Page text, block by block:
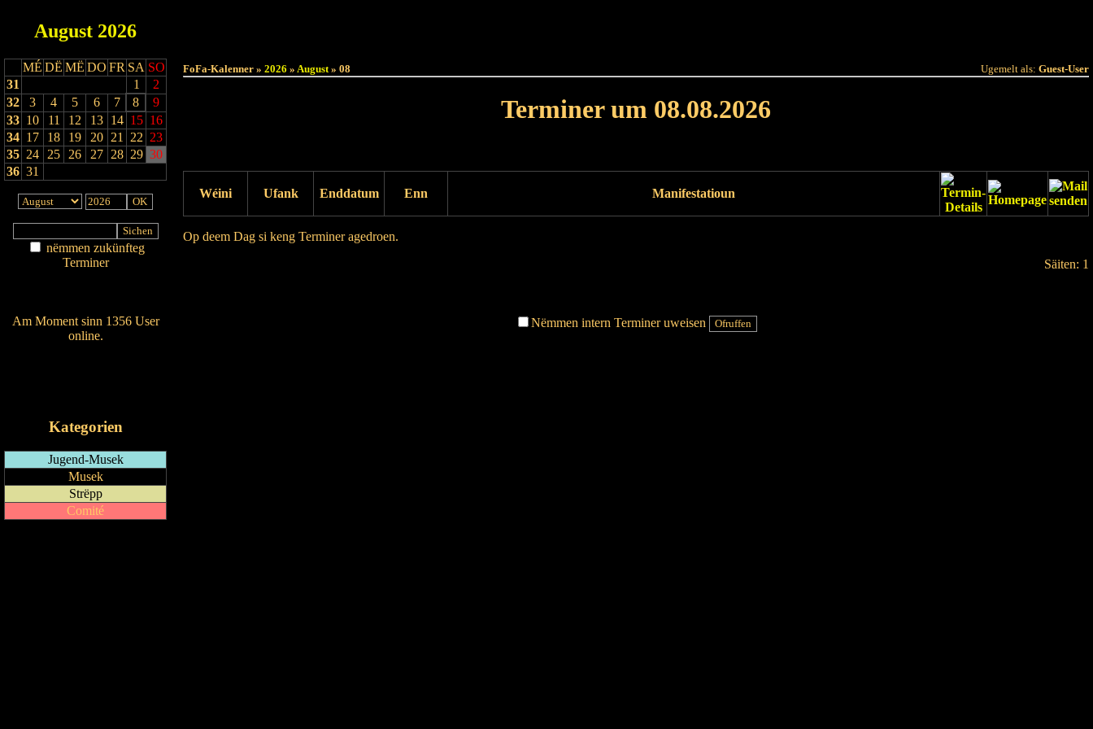
August 2026
MÉ DË MË DO FR SA SO
31
1
2
32
3 4 5 6 7 8
9
33 10 11 12 13 14 15 16
34 17 18 19 20 21 22 23
35 24 25 26 27 28 29 30
36 31
nëmmen zukünfteg
Terminer
Am Moment sinn 1356 User
online.
Kategorien
Jugend-Musek
Musek
Strëpp
Comité
FoFa-Kalenner » 2026 » August» 08 Ugemelt als: Guest-User
Terminer um 08.08.2026
Wéini Ufank Enddatum Enn Manifestatioun
Op deem Dag si keng Terminer agedroen.
Säiten: 1
Nëmmen intern Terminer uweisen